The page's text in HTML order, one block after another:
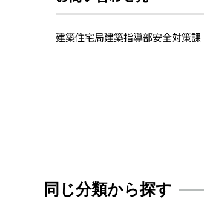
建築住宅局建築指導部安全対策課
同じ分類から探す